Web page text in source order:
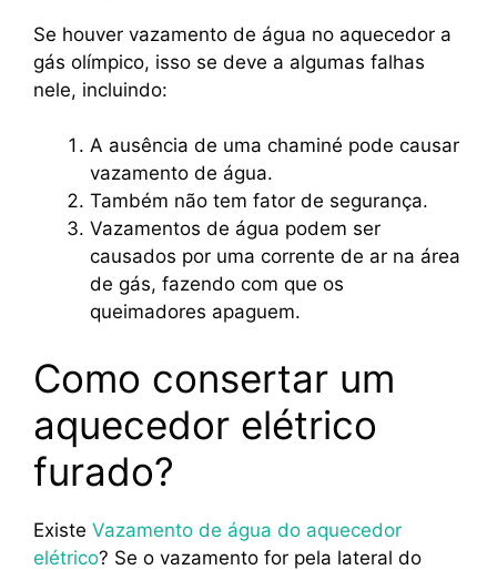
Se houver vazamento de água no aquecedor a
gás olímpico, isso se deve a algumas falhas
nele, incluindo:
A ausência de uma chaminé pode causar
vazamento de água.
Também não tem fator de segurança.
Vazamentos de água podem ser
causados por uma corrente de ar na área
de gás, fazendo com que os
queimadores apaguem.
Como consertar um
aquecedor elétrico
furado?
Existe Vazamento de água do aquecedor
elétrico? Se o vazamento for pela lateral do